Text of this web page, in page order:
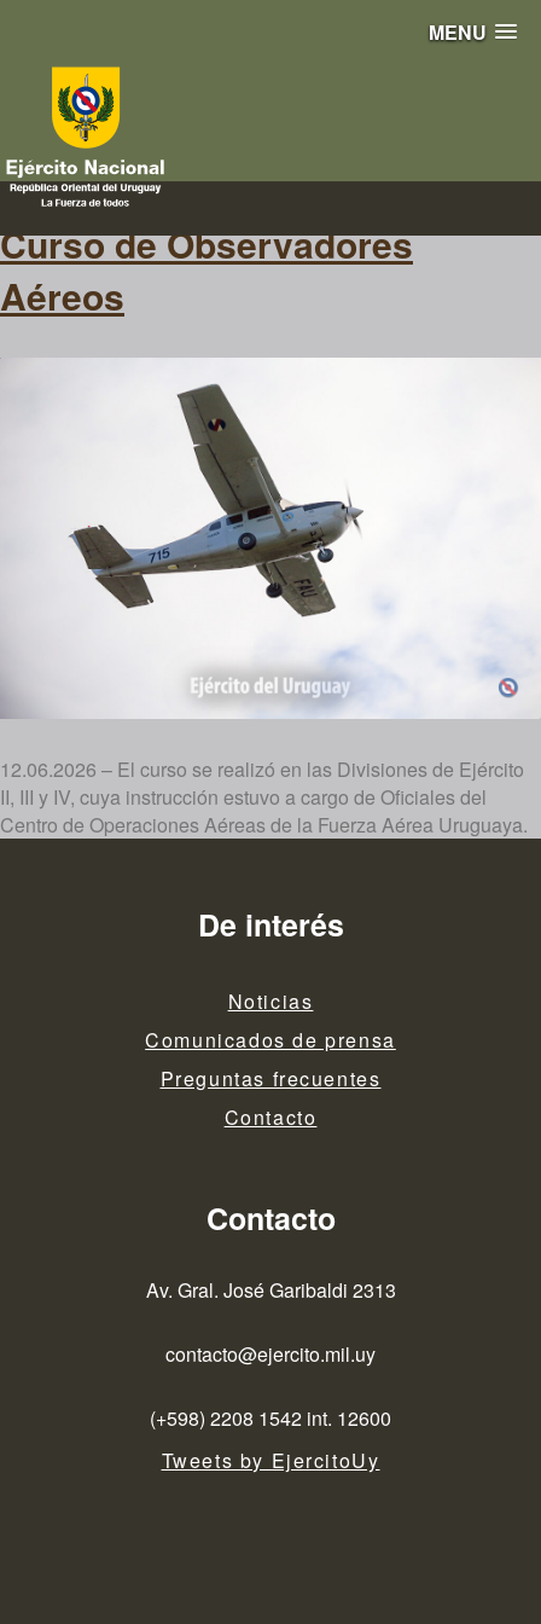
MENU
aéreo
Curso de Observadores
Aéreos
12.06.2026 – El curso se realizó en las Divisiones de Ejército
II, III y IV, cuya instrucción estuvo a cargo de Oficiales del
Centro de Operaciones Aéreas de la Fuerza Aérea Uruguaya.
De interés
Noticias
Comunicados de prensa
Preguntas frecuentes
Contacto
Contacto
Av. Gral. José Garibaldi 2313
contacto@ejercito.mil.uy
(+598) 2208 1542 int. 12600
Tweets by EjercitoUy